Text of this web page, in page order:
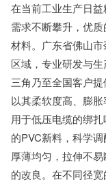
在当前工业生产日
需求不断攀升，优
材料。广东省佛山
区域，专业研发与
三角乃至全国客户
以其柔软度高、膨
用于低压电缆的绑
的PVC新料，科学
厚薄均匀，拉伸不
的改良。在不同径